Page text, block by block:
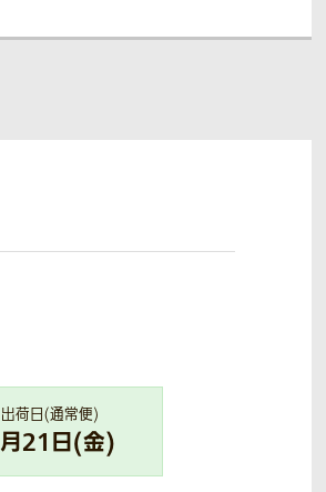
出荷日(通常便)
月21 日(金)